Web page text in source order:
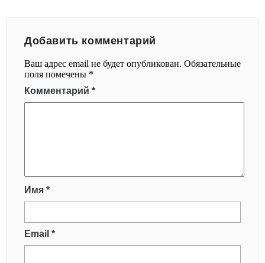
Добавить комментарий
Ваш адрес email не будет опубликован. Обязательные
поля помечены *
Комментарий *
Имя *
Email *